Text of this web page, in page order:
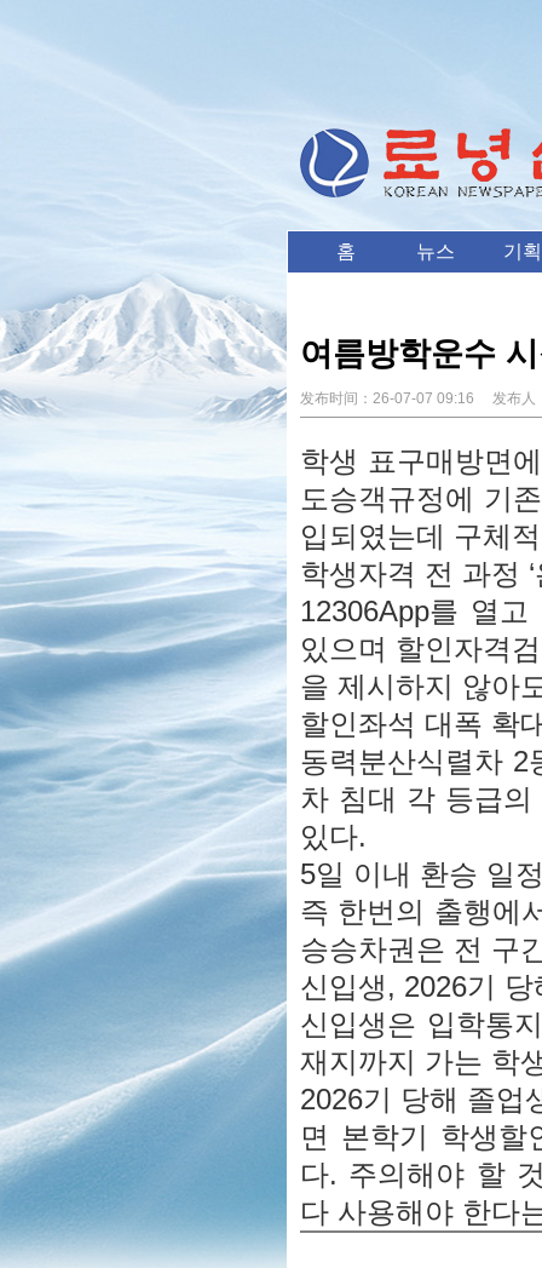
홈 뉴스 기획
여름방학운수
发布时间： 26-07-07 09:16 发布人
학생 표구매방면
도승객규정에 기
입되였는데 구체
학생자격 전 과정 ‘
12306App를 열
있으며 할인자격
을 제시하지 않아
할인좌석 대폭 확
동력분산식렬차 2
차 침대 각 등급
있다.
5일 이내 환승 일
즉 한번의 출행에
승승차권은 전 구
신입생, 2026기
신입생은 입학통
재지까지 가는 학
2026기 당해 졸업
면 본학기 학생할
다. 주의해야 할
다 사용해야 한다